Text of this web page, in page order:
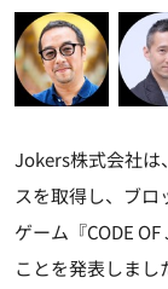
Jokers株式会社は
スを取得し、ブロ
ゲーム『CODE
ことを発表しまし